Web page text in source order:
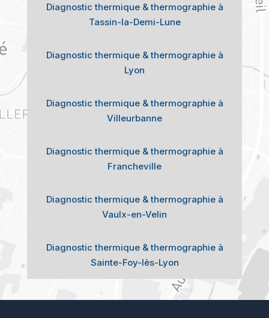
Diagnostic thermique & thermographie à
Tassin-la-Demi-Lune
Diagnostic thermique & thermographie à
Lyon
Diagnostic thermique & thermographie à
Villeurbanne
Diagnostic thermique & thermographie à
Francheville
Diagnostic thermique & thermographie à
Vaulx-en-Velin
Diagnostic thermique & thermographie à
Sainte-Foy-lès-Lyon